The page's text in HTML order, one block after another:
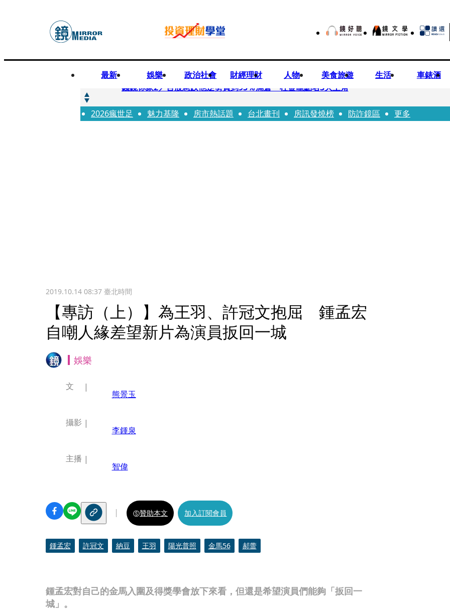
最新 娛樂 政治社會 財經理財 人物 美食旅遊 生活 車錶酒
快訊
錢鏡你家2／台股急跌他逆勢買到95％滿倉 杜金龍點名3大主角
快訊
八月寵物月 寵物食品大廠偕獸醫師提醒飼主四大照護誤區
2026瘋世足 魅力基隆 房市熱話題 台北畫刊 房訊發燒榜 防詐鏡區 更多
2019.10.14 08:37臺北時間
【專訪（上）】為王羽、許冠文抱屈 鍾孟宏
自嘲人緣差望新片為演員扳回一城
娛樂
鍾孟宏對自己的金馬入圍及得獎學會放下來看，但還是希望演員們能夠「扳回一
城」。
文
熊景玉
攝影
李鍾泉
主播
智偉
贊助本文 加入訂閱會員
鍾孟宏 許冠文 納豆 王羽 陽光普照 金馬56 郝蕾